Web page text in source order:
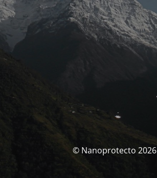
© Nanoprotecto 2026